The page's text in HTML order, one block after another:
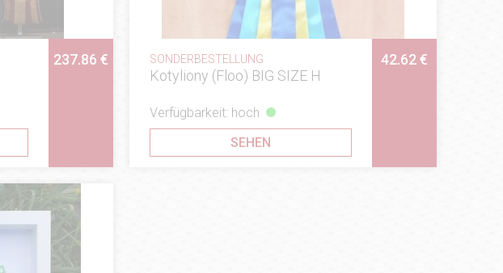
237.86 € SONDERBESTELLUNG
Kotyliony (Floo) BIG SIZE H
42.62 €
Verfügbarkeit: hoch
SEHEN